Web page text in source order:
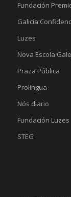
Fundación
Galicia
Luzes
Nova Escola
Praza Pública
Prolingua
Nós diario
Fundación Luzes
STEG